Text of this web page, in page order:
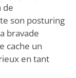
de
son posturing
bravade
cache un
en tant